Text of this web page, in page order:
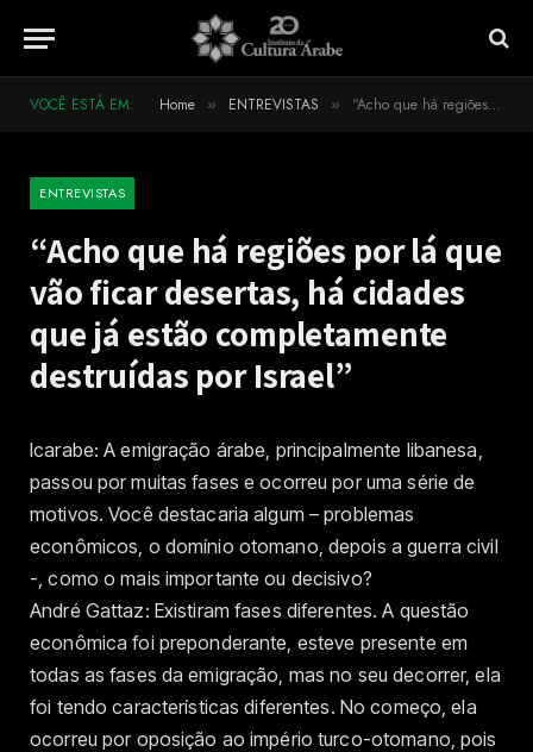
VOCÊ ESTÁ EM: Home » ENTREVISTAS » “Acho que há regiões por lá que vão ficar desertas, há cidades que já estão completamente destruídas por Israel”
ENTREVISTAS
“Acho que há regiões por lá que
vão ficar desertas, há cidades
que já estão completamente
destruídas por Israel”
Icarabe: A emigração árabe, principalmente libanesa,
passou por muitas fases e ocorreu por uma série de
motivos. Você destacaria algum – problemas
econômicos, o domínio otomano, depois a guerra civil
-, como o mais importante ou decisivo?
André Gattaz: Existiram fases diferentes. A questão
econômica foi preponderante, esteve presente em
todas as fases da emigração, mas no seu decorrer, ela
foi tendo características diferentes. No começo, ela
ocorreu por oposição ao império turco-otomano, pois